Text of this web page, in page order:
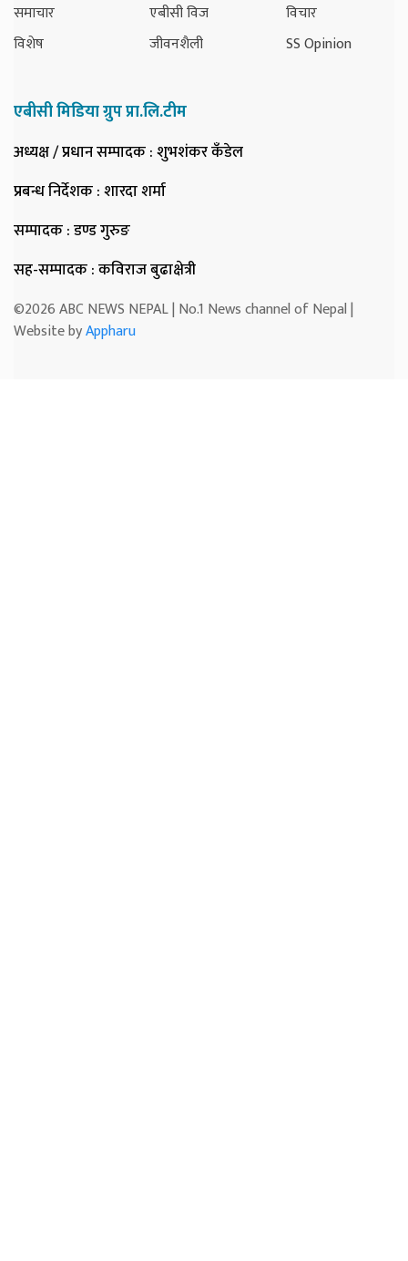
समाचार
विशेष
एबीसी विज
जीवनशैली
विचार
SS Opinion
एबीसी मिडिया ग्रुप प्रा.लि.टीम
अध्यक्ष / प्रधान सम्पादक: शुभशंकर कँडेल
प्रबन्ध निर्देशक: शारदा शर्मा
सम्पादक: डण्ड गुरुङ
सह-सम्पादक: कविराज बुढाक्षेत्री
©2026 ABC NEWS NEPAL | No.1 News channel of Nepal |
Website byAppharu